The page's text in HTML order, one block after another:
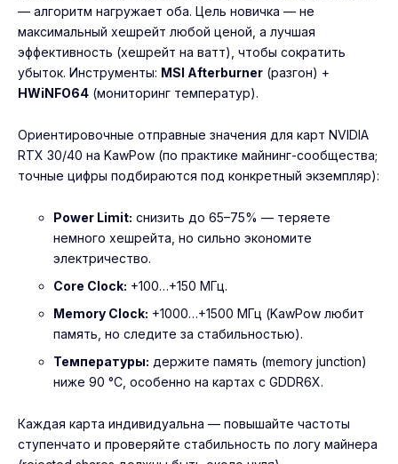
— алгоритм нагружает оба. Цель новичка — не
максимальный хешрейт любой ценой, а лучшая
эффективность (хешрейт на ватт), чтобы сократить
убыток. Инструменты: MSI Afterburner (разгон) +
HWiNFO64 (мониторинг температур).
Ориентировочные отправные значения для карт NVIDIA
RTX 30/40 на KawPow (по практике майнинг-сообщества;
точные цифры подбираются под конкретный экземпляр):
Power Limit: снизить до 65–75% — теряете
немного хешрейта, но сильно экономите
электричество.
Core Clock: +100…+150 МГц.
Memory Clock: +1000…+1500 МГц (KawPow любит
память, но следите за стабильностью).
Температуры: держите память (memory junction)
ниже 90 °C, особенно на картах с GDDR6X.
Каждая карта индивидуальна — повышайте частоты
ступенчато и проверяйте стабильность по логу майнера